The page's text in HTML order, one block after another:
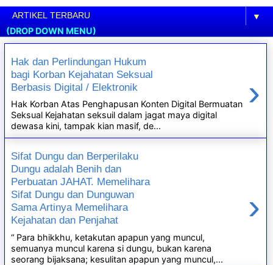
▼
(DROP DOWN MENU)
Hak dan Perlindungan Hukum
bagi Korban Kejahatan Seksual
Berbasis Digital / Elektronik
›
Hak Korban Atas Penghapusan Konten Digital Bermuatan
Seksual Kejahatan seksuil dalam jagat maya digital
dewasa kini, tampak kian masif, de...
Sifat Dungu dan Berperilaku
Dungu adalah Benih dan
Perbuatan JAHAT. Memelihara
Sifat Dungu dan Dunguwan
Sama Artinya Memelihara
Kejahatan dan Penjahat
›
“ Para bhikkhu, ketakutan apapun yang muncul,
semuanya muncul karena si dungu, bukan karena
seorang bijaksana; kesulitan apapun yang muncul,...